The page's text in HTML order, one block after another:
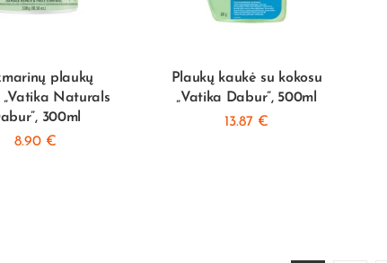
plaukų
„Vatika Naturals
300ml
8.90 €
Plaukų kaukė su kokosu
„Vatika Dabur”, 500ml
13.87 €